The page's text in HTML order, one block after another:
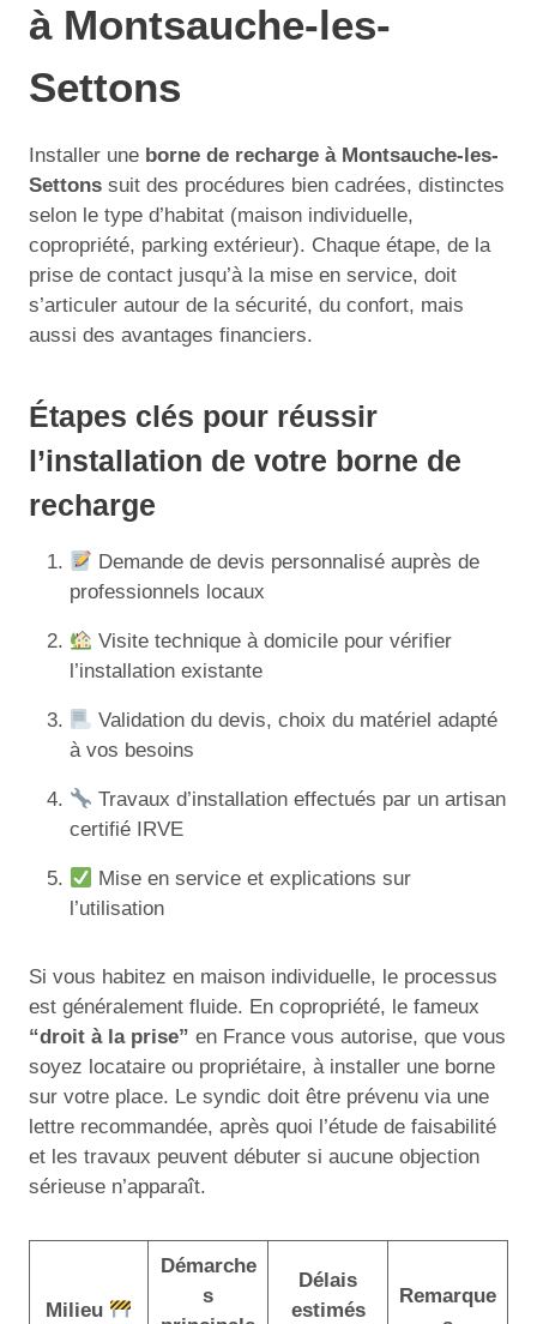
à Montsauche-les-
Settons
Installer une borne de recharge à Montsauche-les-
Settons suit des procédures bien cadrées, distinctes
selon le type d’habitat (maison individuelle,
copropriété, parking extérieur). Chaque étape, de la
prise de contact jusqu’à la mise en service, doit
s’articuler autour de la sécurité, du confort, mais
aussi des avantages financiers.
Étapes clés pour réussir
l’installation de votre borne de
recharge
Demande de devis personnalisé auprès de
professionnels locaux
Visite technique à domicile pour vérifier
l’installation existante
Validation du devis, choix du matériel adapté
à vos besoins
Travaux d’installation effectués par un artisan
certifié IRVE
Mise en service et explications sur
l’utilisation
Si vous habitez en maison individuelle, le processus
est généralement fluide. En copropriété, le fameux
“droit à la prise” en France vous autorise, que vous
soyez locataire ou propriétaire, à installer une borne
sur votre place. Le syndic doit être prévenu via une
lettre recommandée, après quoi l’étude de faisabilité
et les travaux peuvent débuter si aucune objection
sérieuse n’apparaît.
Milieu
Démarche
s
Délais
estimés
Remarque